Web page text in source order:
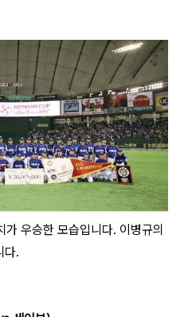
우승한 모습입니다. 이병규의
다.